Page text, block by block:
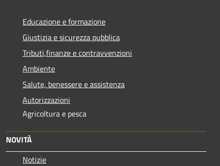
Educazione e formazione
Giustizia e sicurezza pubblica
Tributi,finanze e contravvenzioni
Ambiente
Salute, benessere e assistenza
Autorizzazioni
Agricoltura e pesca
NOVITÀ
Notizie